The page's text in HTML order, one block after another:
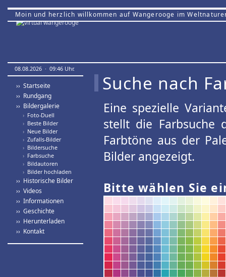
Moin und herzlich willkommen auf Wangerooge im
08.08.2026 · 09:46 Uhr.
›› Startseite
›› Rundgang
›› Bildergalerie
› Foto-Duell
› Beste Bilder
› Neue Bilder
› Zufalls-Bilder
› Bildersuche
› Farbsuche
› Bildautoren
› Bilder hochladen
›› Historische Bilder
›› Videos
›› Informationen
›› Geschichte
›› Herunterladen
›› Kontakt
Suche nach
Eine spezielle
stellt die Farbsuche
Farbtöne aus der
Bilder angezeigt.
Bitte wählen Sie